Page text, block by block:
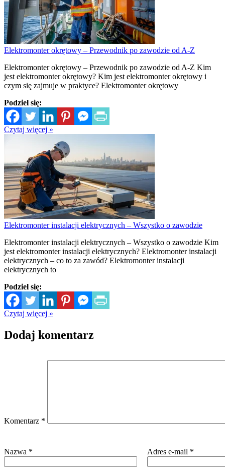
Elektromonter okrętowy – Przewodnik po zawodzie od A-Z
Elektromonter okrętowy – Przewodnik po zawodzie od A-Z Kim
jest elektromonter okrętowy? Kim jest elektromonter okrętowy i
czym się zajmuje w praktyce? Elektromonter okrętowy
Podziel się:
Czytaj więcej »
Elektromonter instalacji elektrycznych – Wszystko o zawodzie
Elektromonter instalacji elektrycznych – Wszystko o zawodzie Kim
jest elektromonter instalacji elektrycznych? Elektromonter instalacji
elektrycznych – co to za zawód? Elektromonter instalacji
elektrycznych to
Podziel się:
Czytaj więcej »
Dodaj komentarz
Komentarz *
Nazwa * Adres e-mail *